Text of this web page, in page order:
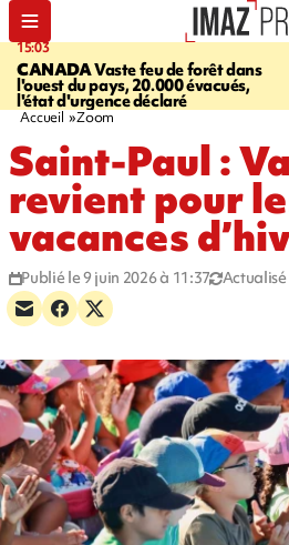
15:03
CANADAVaste feu de forêt dans
l'ouest du pays, 20.000 évacués,
l'état d'urgence déclaré
Accueil Zoom
Saint-Paul :
revient pour
vacances
Publié le 9 juin 2026 à 11:37 Actualisé